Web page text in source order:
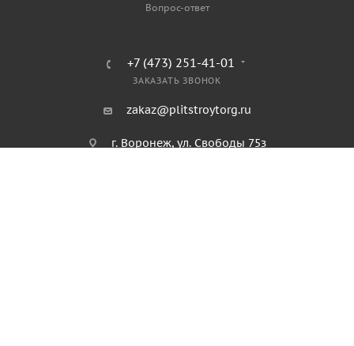
Вопрос-ответ
+7 (473) 251-41-01
ЗАКАЗАТЬ ЗВОНОК
zakaz@plitstroytorg.ru
г. Воронеж, ул. Свободы 75з